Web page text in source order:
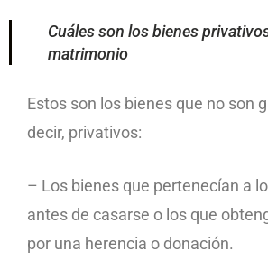
Cuáles son los bienes
matrimonio
Estos son los bienes que no son
decir, privativos:
– Los bienes que pertenecían a
antes de casarse o los que
por una herencia o donación.